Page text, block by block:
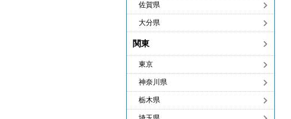
佐賀県
大分県
関東
東京
神奈川県
栃木県